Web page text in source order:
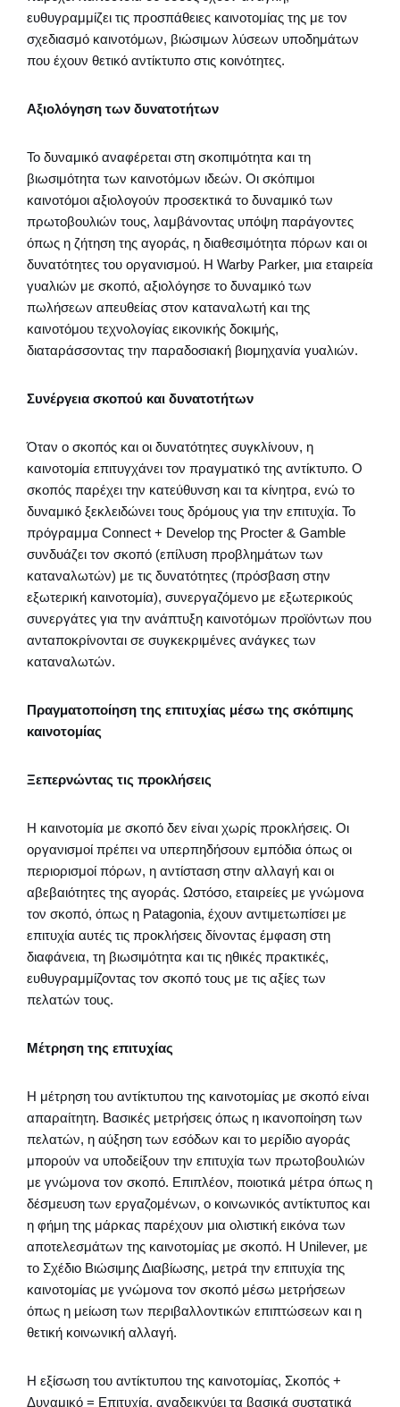
ευθυγραμμίζει τις προσπάθειες καινοτομίας της με τον
σχεδιασμό καινοτόμων, βιώσιμων λύσεων υποδημάτων
που έχουν θετικό αντίκτυπο στις κοινότητες.
Αξιολόγηση των δυνατοτήτων
Το δυναμικό αναφέρεται στη σκοπιμότητα και τη
βιωσιμότητα των καινοτόμων ιδεών. Οι σκόπιμοι
καινοτόμοι αξιολογούν προσεκτικά το δυναμικό των
πρωτοβουλιών τους, λαμβάνοντας υπόψη παράγοντες
όπως η ζήτηση της αγοράς, η διαθεσιμότητα πόρων και οι
δυνατότητες του οργανισμού. Η Warby Parker, μια εταιρεία
γυαλιών με σκοπό, αξιολόγησε το δυναμικό των
πωλήσεων απευθείας στον καταναλωτή και της
καινοτόμου τεχνολογίας εικονικής δοκιμής,
διαταράσσοντας την παραδοσιακή βιομηχανία γυαλιών.
Συνέργεια σκοπού και δυνατοτήτων
Όταν ο σκοπός και οι δυνατότητες συγκλίνουν, η
καινοτομία επιτυγχάνει τον πραγματικό της αντίκτυπο. Ο
σκοπός παρέχει την κατεύθυνση και τα κίνητρα, ενώ το
δυναμικό ξεκλειδώνει τους δρόμους για την επιτυχία. Το
πρόγραμμα Connect + Develop της Procter & Gamble
συνδυάζει τον σκοπό (επίλυση προβλημάτων των
καταναλωτών) με τις δυνατότητες (πρόσβαση στην
εξωτερική καινοτομία), συνεργαζόμενο με εξωτερικούς
συνεργάτες για την ανάπτυξη καινοτόμων προϊόντων που
ανταποκρίνονται σε συγκεκριμένες ανάγκες των
καταναλωτών.
Πραγματοποίηση της επιτυχίας μέσω της σκόπιμης
καινοτομίας
Ξεπερνώντας τις προκλήσεις
Η καινοτομία με σκοπό δεν είναι χωρίς προκλήσεις. Οι
οργανισμοί πρέπει να υπερπηδήσουν εμπόδια όπως οι
περιορισμοί πόρων, η αντίσταση στην αλλαγή και οι
αβεβαιότητες της αγοράς. Ωστόσο, εταιρείες με γνώμονα
τον σκοπό, όπως η Patagonia, έχουν αντιμετωπίσει με
επιτυχία αυτές τις προκλήσεις δίνοντας έμφαση στη
διαφάνεια, τη βιωσιμότητα και τις ηθικές πρακτικές,
ευθυγραμμίζοντας τον σκοπό τους με τις αξίες των
πελατών τους.
Μέτρηση της επιτυχίας
Η μέτρηση του αντίκτυπου της καινοτομίας με σκοπό είναι
απαραίτητη. Βασικές μετρήσεις όπως η ικανοποίηση των
πελατών, η αύξηση των εσόδων και το μερίδιο αγοράς
μπορούν να υποδείξουν την επιτυχία των πρωτοβουλιών
με γνώμονα τον σκοπό. Επιπλέον, ποιοτικά μέτρα όπως η
δέσμευση των εργαζομένων, ο κοινωνικός αντίκτυπος και
η φήμη της μάρκας παρέχουν μια ολιστική εικόνα των
αποτελεσμάτων της καινοτομίας με σκοπό. Η Unilever, με
το Σχέδιο Βιώσιμης Διαβίωσης, μετρά την επιτυχία της
καινοτομίας με γνώμονα τον σκοπό μέσω μετρήσεων
όπως η μείωση των περιβαλλοντικών επιπτώσεων και η
θετική κοινωνική αλλαγή.
Η εξίσωση του αντίκτυπου της καινοτομίας, Σκοπός +
Δυναμικό = Επιτυχία, αναδεικνύει τα βασικά συστατικά